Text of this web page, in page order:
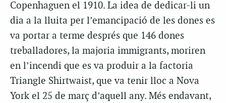
Copenhaguen el 1910. La idea de dedicar-li un
dia a la lluita per l’emancipació de les dones es
va portar a terme després que 146 dones
treballadores, la majoria immigrants, moriren
en l’incendi que es va produir a la factoria
Triangle Shirtwaist, que va tenir lloc a Nova
York el 25 de març d’aquell any. Més endavant,